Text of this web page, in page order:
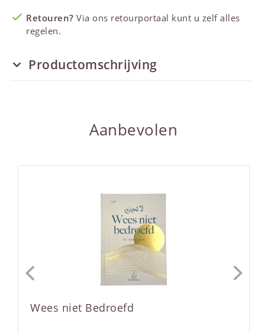
Retouren? Via ons retourportaal kunt u zelf alles
regelen.
Productomschrijving
Aanbevolen
Wees niet Bedroefd